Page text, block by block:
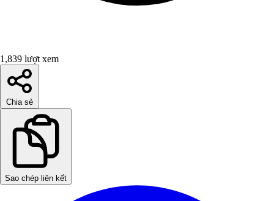
1,839 lượt xem
Chia sẻ
Sao chép liên kết